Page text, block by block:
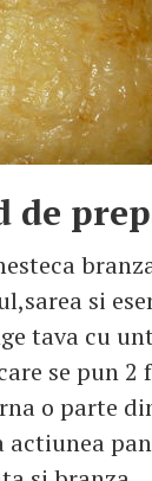
de
si
tava cu
se pun 2
o parte
actiunea